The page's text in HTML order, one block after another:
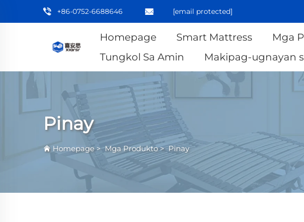
+86-0752-6688646 [email protected]
Homepage Smart Mattress Mga
Tungkol Sa Amin
Makipag-ugnayan
Pinay
Homepage>Mga Produkto>Pinay